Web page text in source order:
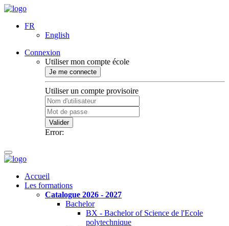
FR
English
Connexion
Utiliser mon compte école
Je me connecte
Utiliser un compte provisoire
Valider
Error:
Accueil
Les formations
Catalogue 2026 - 2027
Bachelor
BX - Bachelor of Science de l'Ecole
polytechnique